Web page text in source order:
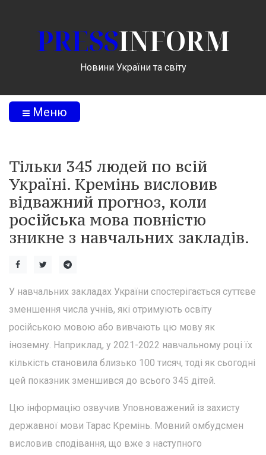
PRESSINFORM
Новини України та світу
Меню
Тільки 345 людей по всій
Україні. Кремінь висловив
відважний прогноз, коли
російська мова повністю
зникне з навчальних закладів.
У навчальних закладах України спостерігається суттєве
зменшення числа учнів, які отримують освіту
російською мовою або вивчають цю мову як
іноземну. Наприклад, у 2021-2022 навчальному році їх
кількість становила близько 100 тисяч, тоді як сьогодні
цей показник зменшився до всього 345 дітей.
Цю інформацію озвучив Уповноважений із захисту
державної мови Тарас Кремінь. Мовний омбудсмен
висловив сподівання, що вже з наступного